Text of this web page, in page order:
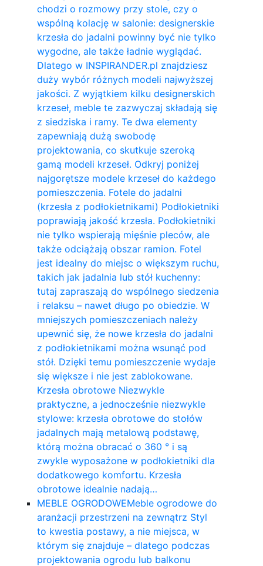
chodzi o rozmowy przy stole, czy o
wspólną kolację w salonie: designerskie
krzesła do jadalni powinny być nie tylko
wygodne, ale także ładnie wyglądać.
Dlatego w INSPIRANDER.pl znajdziesz
duży wybór różnych modeli najwyższej
jakości. Z wyjątkiem kilku designerskich
krzeseł, meble te zazwyczaj składają się
z siedziska i ramy. Te dwa elementy
zapewniają dużą swobodę
projektowania, co skutkuje szeroką
gamą modeli krzeseł. Odkryj poniżej
najgorętsze modele krzeseł do każdego
pomieszczenia. Fotele do jadalni
(krzesła z podłokietnikami) Podłokietniki
poprawiają jakość krzesła. Podłokietniki
nie tylko wspierają mięśnie pleców, ale
także odciążają obszar ramion. ​Fotel
jest idealny do miejsc o większym ruchu,
takich jak jadalnia lub stół kuchenny:
tutaj zapraszają do wspólnego siedzenia
i relaksu – nawet długo po obiedzie. W
mniejszych pomieszczeniach należy
upewnić się, że nowe krzesła do jadalni
z podłokietnikami można wsunąć pod
stół. Dzięki temu pomieszczenie wydaje
się większe i nie jest zablokowane.
Krzesła obrotowe Niezwykle
praktyczne, a jednocześnie niezwykle
stylowe: krzesła obrotowe do stołów
jadalnych mają metalową podstawę,
którą można obracać o 360 ° i są
zwykle wyposażone w podłokietniki dla
dodatkowego komfortu. Krzesła
obrotowe idealnie nadają…
MEBLE OGRODOWEMeble ogrodowe do
aranżacji przestrzeni na zewnątrz Styl
to kwestia postawy, a nie miejsca, w
którym się znajduje – dlatego podczas
projektowania ogrodu lub balkonu